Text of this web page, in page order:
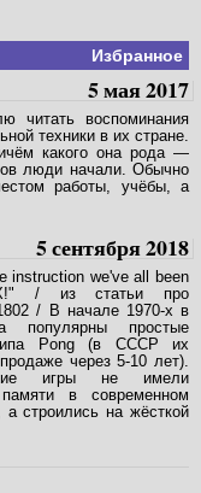
Избранное
5 мая 2017
воспоминания
техники в их стране.
какого она рода —
люди начали. Обычно
работы, учёбы, а
5 сентября 2018
instruction we've all been
/ из статьи про
/ В начале 1970-х в
простые
Pong (в СССР их
через 5-10 лет).
игры не имели
в современном
строились на жёсткой